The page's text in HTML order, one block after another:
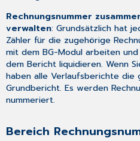
Rechnungsnummer
verwalten: Grundsätzlich hat
Zähler für die zugehörige
mit dem BG-Modul arbeiten
dem Bericht liquidieren. Wenn
haben alle Verlaufsberichte die
Grundbericht. Es werden
nummeriert.
Bereich